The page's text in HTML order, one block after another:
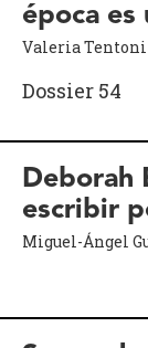
época es
Valeria Tentoni
Dossier 54
Deborah
escribir
Miguel-Ángel